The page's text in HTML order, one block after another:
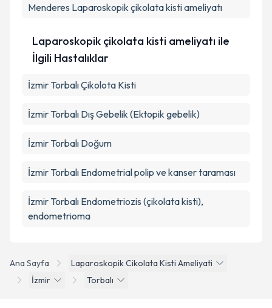
Ana Sayfa
Laparoskopik Cikolata Kisti Ameliyati
İzmir
Torbalı
Menderes Laparoskopik çikolata kisti ameliyatı
Laparoskopik çikolata kisti ameliyatı ile
İlgili Hastalıklar
İzmir Torbalı Çikolota Kisti
İzmir Torbalı Dış Gebelik (Ektopik gebelik)
İzmir Torbalı Doğum
İzmir Torbalı Endometrial polip ve kanser taraması
İzmir Torbalı Endometriozis (çikolata kisti),
endometrioma